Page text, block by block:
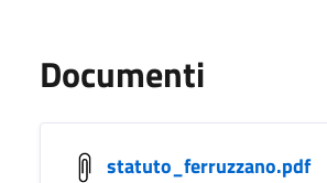
Documenti
statuto_ferruzzano.pdf